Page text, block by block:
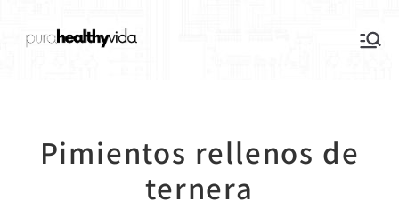
Pimientos rellenos de
ternera